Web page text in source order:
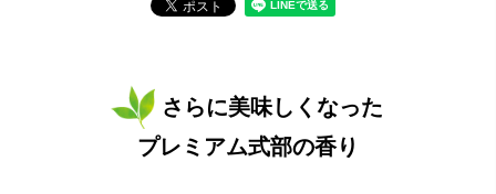
さらに美味しくなった
プレミアム式部の香り